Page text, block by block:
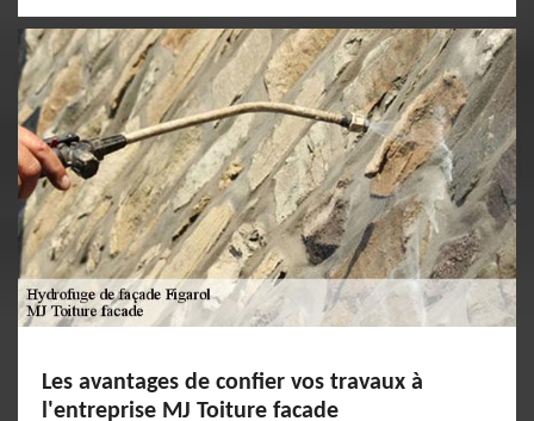
Les avantages de confier vos travaux à
l'entreprise MJ Toiture facade